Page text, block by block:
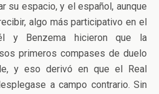
su espacio, y el español, aunque
algo más participativo en el
y Benzema hicieron que la
primeros compases de duelo
y eso derivó en que el Real
a campo contrario. Sin